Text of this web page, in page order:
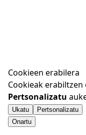
Cookieen erabilera
Cookieak
Pertsonalizatu
Ukatu
Pertsonalizatu
Onartu